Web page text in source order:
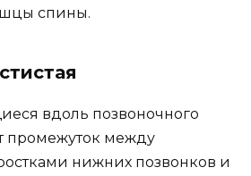
спины.
вдоль позвоночного
промежуток между
нижних позвонков и